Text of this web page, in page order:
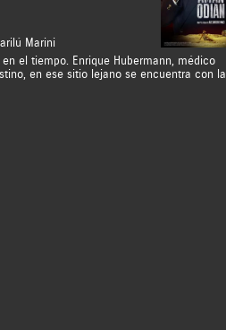
Marini
el tiempo. Enrique Hubermann, médico
en ese sitio lejano se encuentra con la